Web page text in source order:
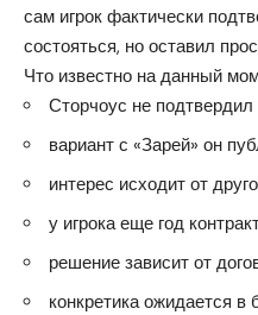
сам игрок фактически
состояться, но оставил
Что известно на данный
Сторчоус не
вариант с «Зарей» он
интерес исходит от
у игрока еще год
решение зависит от
конкретика ожидается